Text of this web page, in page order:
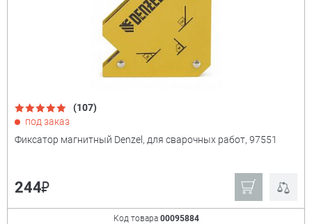
(107)
под заказ
Фиксатор магнитный Denzel, для сварочных работ, 97551
244₽
Код товара 00095884